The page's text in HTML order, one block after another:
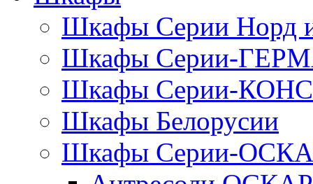
Шкафы Серии
Шкафы Серии-
Шкафы Серии-
Шкафы Белорусии
Шкафы Серии-